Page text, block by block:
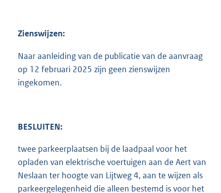
Zienswijzen:
Naar aanleiding van de publicatie van de aanvraag
op 12 februari 2025 zijn geen zienswijzen
ingekomen.
BESLUITEN:
twee parkeerplaatsen bij de laadpaal voor het
opladen van elektrische voertuigen aan de Aert van
Neslaan ter hoogte van Lijtweg 4, aan te wijzen als
parkeergelegenheid die alleen bestemd is voor het